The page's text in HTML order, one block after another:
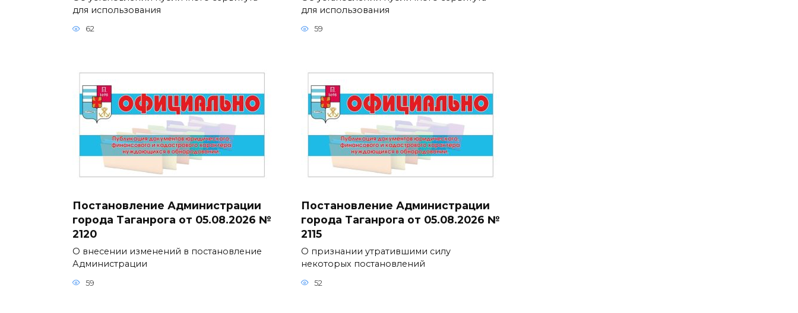
для использования
62
для использования
59
Постановление Администрации
города Таганрога от 05.08.2026 №
2120
О внесении изменений в постановление
Администрации
59
Постановление Администрации
города Таганрога от 05.08.2026 №
2115
О признании утратившими силу
некоторых постановлений
52